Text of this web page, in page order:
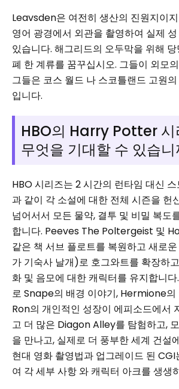
Leavsden은 여전히 ​​생산의 진원지이
영어 광경에서 외관을 촬영하여 실제
있습니다. 해그리드의 오두막을 위해
폐 한 계류를 꿈꾸십시오. 그들이 외모
그들은 코스 월드 나 스코틀랜드 고원
입니다.
HBO의 Harry Potter 시
무엇을 기대할 수 있습니
HBO 시리즈는 2 시간의 런타임 대신
과 같이 각 소설에 대한 전체 시즌을 헌
넘어서서 모든 물약, 결투 및 비밀 복도
합니다. Peeves The Poltergeist 및
같은 책 서브 플로트를 복원하고 새로
가 기숙사 날개)로 호그와트를 확장하
화 및 음모에 대한 캐릭터를 유지합니
로 Snape의 배경 이야기, Hermione의
Ron의 개인적인 성장이 에피소드에서
고 더 많은 Diagon Alley를 탐험하고,
을 만나고, 실제로 더 풍부한 세계 건설
현대 영화 촬영법과 업그레이드 된
여 각 세부 사항 와 캐릭터 아크를 생생